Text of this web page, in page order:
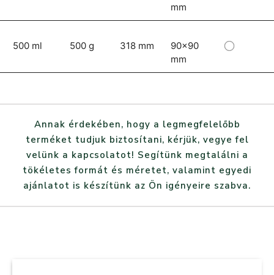
mm
500 ml 500 g 318 mm
90x90
mm
Annak érdekében, hogy a legmegfelelőbb
terméket tudjuk biztosítani, kérjük, vegye fel
velünk a kapcsolatot! Segítünk megtalálni a
tökéletes formát és méretet, valamint egyedi
ajánlatot is készítünk az Ön igényeire szabva.